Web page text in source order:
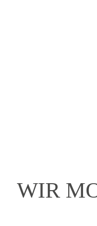
WIR